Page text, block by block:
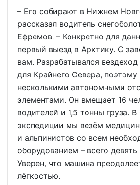
– Его собирают в Нижнем
рассказал водитель
Ефремов. – Конкретно для
первый выезд в Арктику. С
вам. Разрабатывался
для Крайнего Севера,
несколькими автономными
элементами. Он вмещает 16
водителей и 1,5 тонны груза. В
экспедиции мы везём
и альпинистов со всем
оборудованием – всего девять
Уверен, что машина
лёгкостью.